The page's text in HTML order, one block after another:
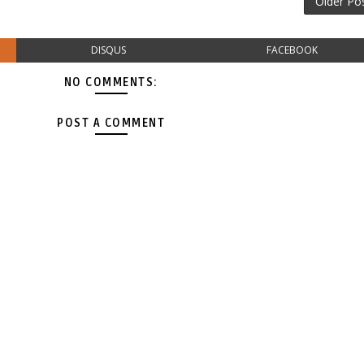
DISQUS FACEBOOK
NO COMMENTS:
POST A COMMENT